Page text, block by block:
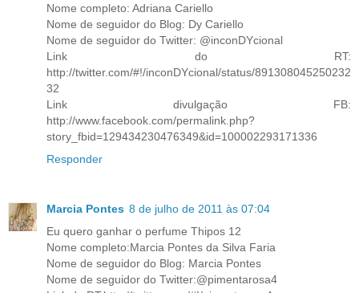
Nome completo: Adriana Cariello
Nome de seguidor do Blog: Dy Cariello
Nome de seguidor do Twitter: @inconDYcional
Link do RT:
http://twitter.com/#!/inconDYcional/status/891308045250232
32
Link divulgação FB:
http://www.facebook.com/permalink.php?
story_fbid=129434230476349&id=100002293171336
Responder
Marcia Pontes 8 de julho de 2011 às 07:04
Eu quero ganhar o perfume Thipos 12
Nome completo:Marcia Pontes da Silva Faria
Nome de seguidor do Blog: Marcia Pontes
Nome de seguidor do Twitter:@pimentarosa4